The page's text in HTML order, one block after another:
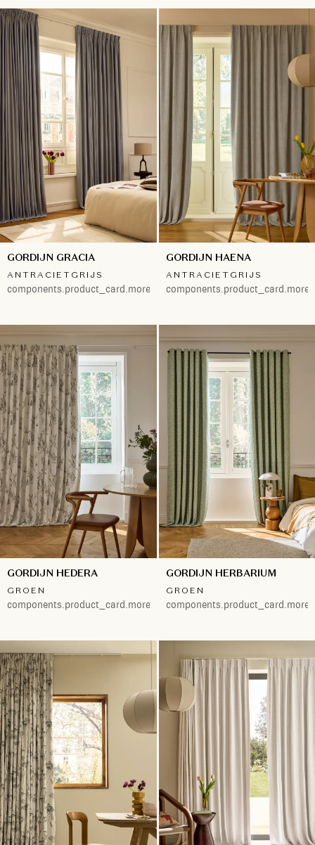
GORDIJN GRACIA
ANTRACIETGRIJS
components.product_card.more.both
GORDIJN HAENA
ANTRACIETGRIJS
GORDIJN HEDERA
GROEN
components.product_card.more.both
GORDIJN HERBARIUM
GROEN